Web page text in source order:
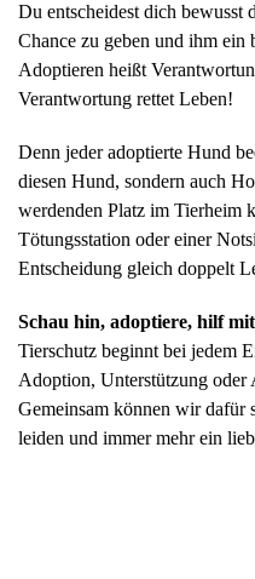
Du entscheidest dich bewusst
Chance zu geben und ihm ein
Adoptieren heißt
Verantwortung rettet Leben!
Denn jeder adoptierte Hund
diesen Hund, sondern auch
werdenden Platz im Tierheim
Tötungsstation oder einer
Entscheidung gleich doppelt
Schau hin, adoptiere, hilf
Tierschutz beginnt bei jedem
Adoption, Unterstützung oder
Gemeinsam können wir dafür
leiden und immer mehr ein